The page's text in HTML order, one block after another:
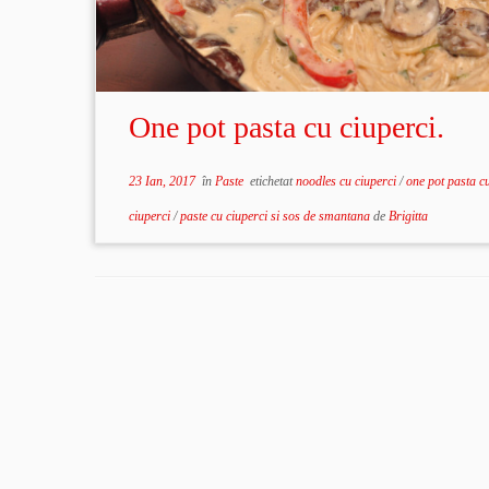
One pot pasta cu ciuperci.
23 Ian, 2017în Paste etichetatnoodles cu ciuperci/one pot pasta
ciuperci/paste cu ciuperci si sos de smantana de Brigitta